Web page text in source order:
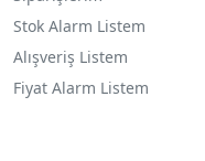
Stok Alarm Listem
Alışveriş Listem
Fiyat Alarm Listem